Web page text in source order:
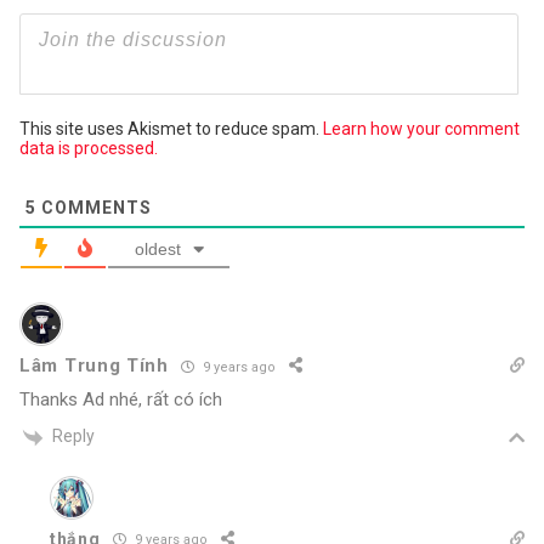
This site uses Akismet to reduce spam. Learn how your comment
data is processed.
5 COMMENTS
oldest
Lâm Trung Tính 9 years ago
Thanks Ad nhé, rất có ích
Reply
thắng 9 years ago